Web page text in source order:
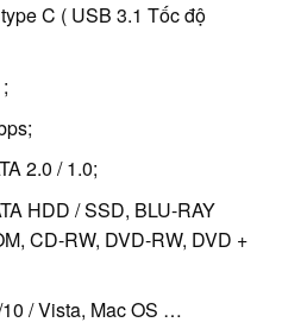
C ( USB 3.1 Tốc độ
2.0 / 1.0;
HDD / SSD, BLU-RAY
CD-RW, DVD-RW, DVD +
/ Vista, Mac OS …